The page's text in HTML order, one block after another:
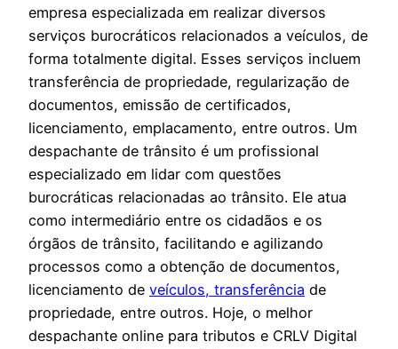
empresa especializada em realizar diversos
serviços burocráticos relacionados a veículos, de
forma totalmente digital. Esses serviços incluem
transferência de propriedade, regularização de
documentos, emissão de certificados,
licenciamento, emplacamento, entre outros. Um
despachante de trânsito é um profissional
especializado em lidar com questões
burocráticas relacionadas ao trânsito. Ele atua
como intermediário entre os cidadãos e os
órgãos de trânsito, facilitando e agilizando
processos como a obtenção de documentos,
licenciamento de veículos, transferência de
propriedade, entre outros. Hoje, o melhor
despachante online para tributos e CRLV Digital